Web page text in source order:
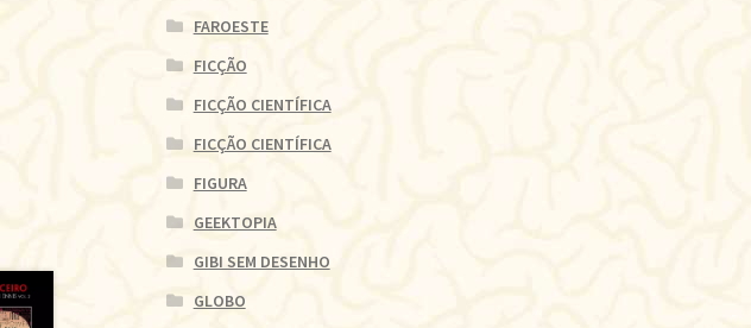
FAROESTE
FICÇÃO
FICÇÃO CIENTÍFICA
FICÇÃO CIENTÍFICA
FIGURA
GEEKTOPIA
GIBI SEM DESENHO
GLOBO